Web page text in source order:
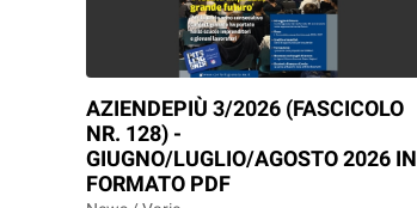
AZIENDEPIÙ 3/2026 (FASCICOLO
NR. 128) -
GIUGNO/LUGLIO/AGOSTO 2026 IN
FORMATO PDF